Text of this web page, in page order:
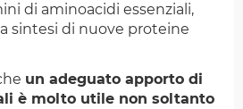
di aminoacidi essenziali,
sintesi di nuove proteine
un adeguato apporto di
è molto utile non soltanto